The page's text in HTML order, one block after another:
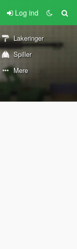
Log ind
Lakeringer
Spiller
Mere